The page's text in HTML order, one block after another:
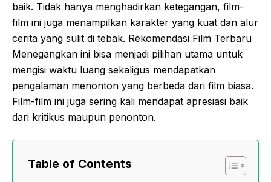
baik. Tidak hanya menghadirkan ketegangan, film-
film ini juga menampilkan karakter yang kuat dan alur
cerita yang sulit di tebak. Rekomendasi Film Terbaru
Menegangkan ini bisa menjadi pilihan utama untuk
mengisi waktu luang sekaligus mendapatkan
pengalaman menonton yang berbeda dari film biasa.
Film-film ini juga sering kali mendapat apresiasi baik
dari kritikus maupun penonton.
Table of Contents